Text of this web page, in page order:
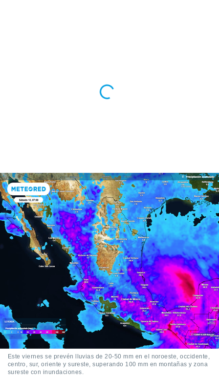
Este viernes se prevén lluvias de 20-50 mm en el noroeste, occidente,
centro, sur, oriente y sureste, superando 100 mm en montañas y zona
sureste con inundaciones.